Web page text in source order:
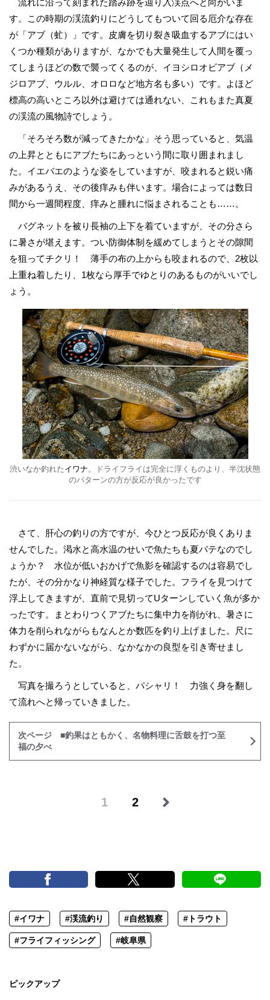
流れに沿って刻まれた踏み跡を辿り入渓点へと向かいま
す。この時期の渓流釣りにどうしてもついて回る厄介な存在
が「アブ（虻）」です。皮膚を切り裂き吸血するアブにはい
くつか種類がありますが、なかでも大量発生して人間を覆っ
てしまうほどの数で襲ってくるのが、イヨシロオビアブ（メ
ジロアブ、ウルル、オロロなど地方名も多い）です。よほど
標高の高いところ以外は避けては通れない、これもまた真夏
の渓流の風物詩でしょう。
「そろそろ数が減ってきたかな」そう思っていると、気温
の上昇とともにアブたちにあっという間に取り囲まれまし
た。イエバエのような姿をしていますが、咬まれると鋭い痛
みがあるうえ、その後痒みも伴います。場合によっては数日
間から一週間程度、痒みと腫れに悩まされることも……。
バグネットを被り長袖の上下を着ていますが、その分さら
に暑さが堪えます。つい防御体制を緩めてしまうとその隙間
を狙ってチクリ！ 薄手の布の上からも咬まれるので、2枚以
上重ね着したり、1枚なら厚手でゆとりのあるものがいいでし
ょう。
渋いなか釣れたイワナ。ドライフライは完全に浮くものより、半沈状態
のパターンの方が反応が良かったです
さて、肝心の釣りの方ですが、今ひとつ反応が良くありま
せんでした。渇水と高水温のせいで魚たちも夏バテなのでし
ょうか？ 水位が低いおかげで魚影を確認するのは容易でし
たが、その分かなり神経質な様子でした。フライを見つけて
浮上してきますが、直前で見切ってUターンしていく魚が多か
ったです。まとわりつくアブたちに集中力を削がれ、暑さに
体力を削られながらもなんとか数匹を釣り上げました。尺に
わずかに届かないながら、なかなかの良型を引き寄せまし
た。
写真を撮ろうとしていると、パシャリ！ 力強く身を翻し
て流れへと帰っていきました。
次ページ ■釣果はともかく、名物料理に舌鼓を打つ至
福の夕べ
1 2
#イワナ #渓流釣り #自然観察 #トラウト
#フライフィッシング #岐阜県
ピックアップ